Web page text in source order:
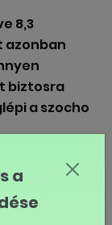
8,3
azonban
biztosra
a szocho
11/23/2026-
a